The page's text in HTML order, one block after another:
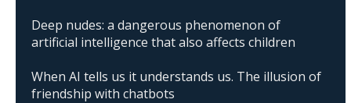
Deep nudes: a dangerous phenomenon of
artificial intelligence that also affects children
When AI tells us it understands us. The illusion of
friendship with chatbots